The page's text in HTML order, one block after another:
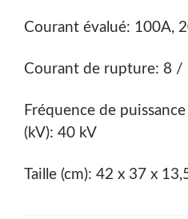
Courant évalué: 100A,
Courant de rupture: 8 /
Fréquence de
(kV): 40 kV
Taille (cm): 42 x 37 x